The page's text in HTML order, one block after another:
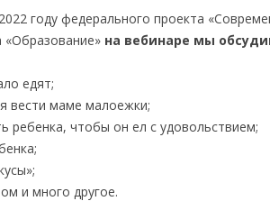
году федерального проекта
«Образование» на вебинаре мы
едят;
вести маме малоежки;
ребенка, чтобы он ел с удовольствием;
и много другое.